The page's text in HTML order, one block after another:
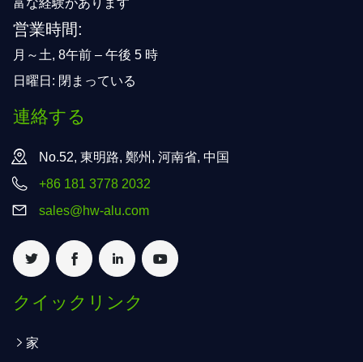
富な経験があります
営業時間:
月～土, 8午前 – 午後 5 時
日曜日: 閉まっている
連絡する
No.52, 東明路, 鄭州, 河南省, 中国
+86 181 3778 2032
sales@hw-alu.com
クイックリンク
家